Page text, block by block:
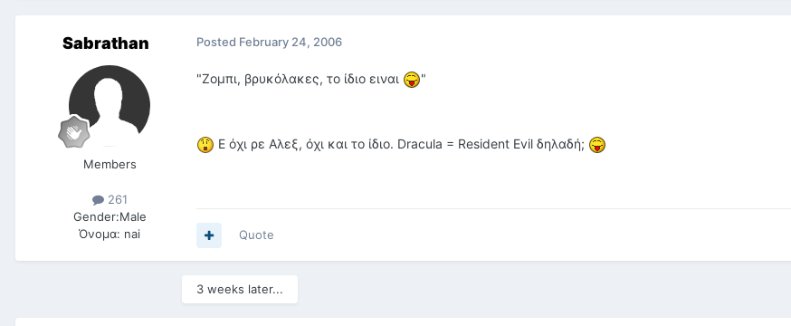
Sabrathan
Members
261
Gender:Male
Όνομα: nai
Posted February 24, 2006
"Ζομπι, βρυκόλακες, το ίδιο ειναι "
E όχι ρε Αλεξ, όχι και το ίδιο. Dracula = Resident Evil δηλαδή;
Quote
3 weeks later...